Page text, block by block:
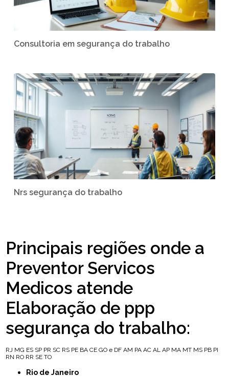
Consultoria em segurança do trabalho
Nrs segurança do trabalho
Principais regiões onde a
Preventor Servicos
Medicos atende
Elaboração de ppp
segurança do trabalho:
RJ MG ES SP PR SC RS PE BA CE GO e DF AM PA AC AL AP MA MT MS PB PI
RN RO RR SE TO
Rio de Janeiro